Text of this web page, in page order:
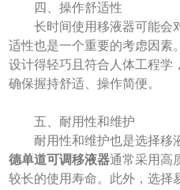
四、操作舒适性
长时间使用移液器可能会
适性也是一个重要的考虑因素
设计得轻巧且符合人体工程学
确保握持舒适、操作简便。
五、耐用性和维护
耐用性和维护也是选择移
德单道可调移液器通常采用高
较长的使用寿命。此外，选择